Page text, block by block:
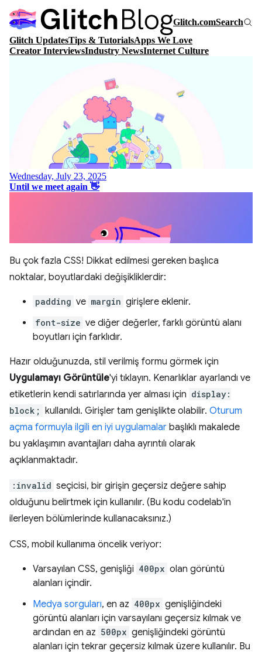
Bu çok fazla CSS! Dikkat edilmesi gereken başlıca
noktalar, boyutlardaki değişikliklerdir:
padding ve margin girişlere eklenir.
font-size ve diğer değerler, farklı görüntü alanı
boyutları için farklıdır.
Hazır olduğunuzda, stil verilmiş formu görmek için
Uygulamayı Görüntüle'yi tıklayın. Kenarlıklar ayarlandı ve
etiketlerin kendi satırlarında yer alması için display:
block; kullanıldı. Girişler tam genişlikte olabilir. Oturum
açma formuyla ilgili en iyi uygulamalar başlıklı makalede
bu yaklaşımın avantajları daha ayrıntılı olarak
açıklanmaktadır.
:invalid seçicisi, bir girişin geçersiz değere sahip
olduğunu belirtmek için kullanılır. (Bu kodu codelab'in
ilerleyen bölümlerinde kullanacaksınız.)
CSS, mobil kullanıma öncelik veriyor:
Varsayılan CSS, genişliği 400px olan görüntü
alanları içindir.
Medya sorguları, en az 400px genişliğindeki
görüntü alanları için varsayılanı geçersiz kılmak ve
ardından en az 500px genişliğindeki görüntü
alanları için tekrar geçersiz kılmak üzere kullanılır. Bu